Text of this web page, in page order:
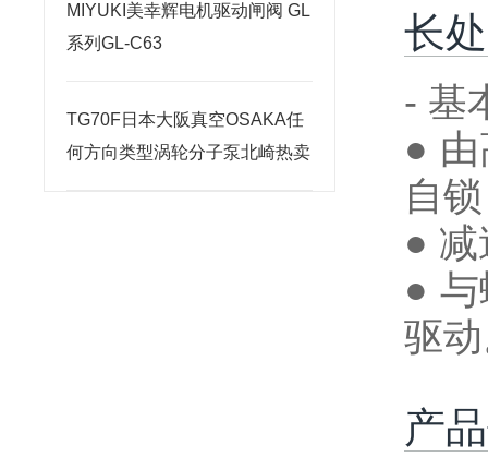
MIYUKI美幸辉电机驱动闸阀 GL
系列GL-C63
TG70F日本大阪真空OSAKA任
何方向类型涡轮分子泵北崎热卖
长处
- 基
●
自
●
●
驱
产